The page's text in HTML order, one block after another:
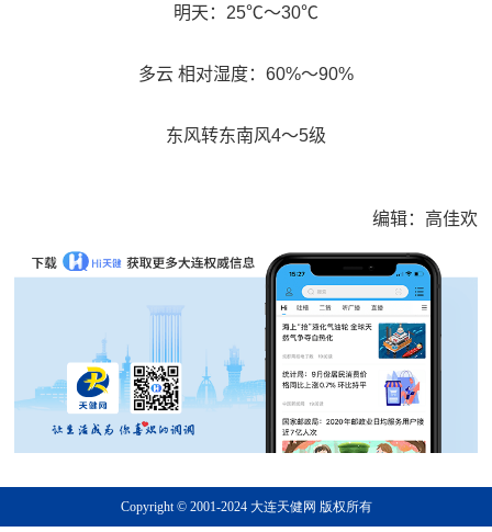
明天：25℃～30℃
多云 相对湿度：60%～90%
东风转东南风4～5级
编辑：高佳欢